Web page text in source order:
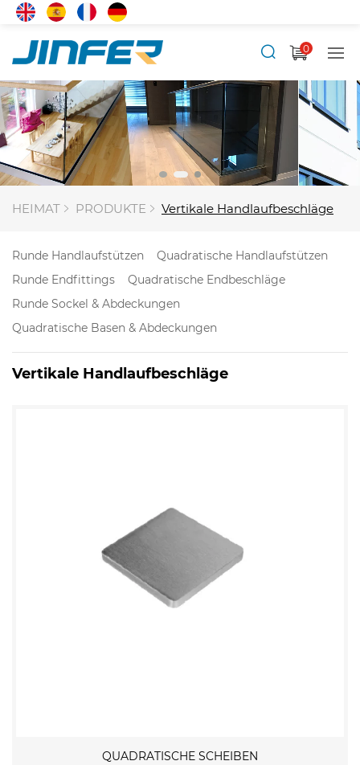
0
HEIMAT PRODUKTE Vertikale Handlaufbeschläge
Runde Handlaufstützen
Quadratische Handlaufstützen
Runde Endfittings
Quadratische Endbeschläge
Runde Sockel & Abdeckungen
Quadratische Basen & Abdeckungen
Vertikale Handlaufbeschläge
QUADRATISCHE SCHEIBEN